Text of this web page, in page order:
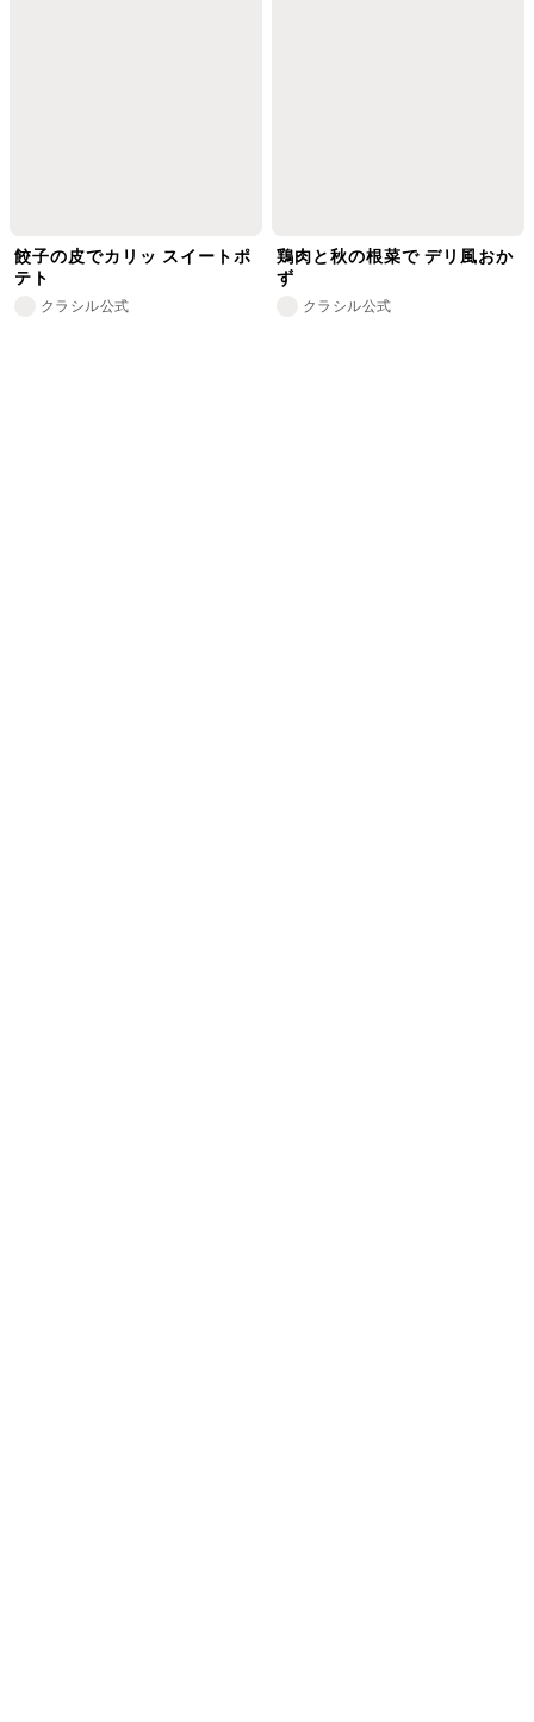
餃子の皮でカリッ スイートポ
テト
クラシル公式
鶏肉と秋の根菜で デリ風おか
ず
クラシル公式